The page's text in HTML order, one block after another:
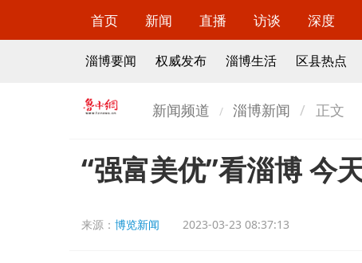
首页 新闻 直播 访谈 深度
淄博要闻 权威发布 淄博生活 区县热点
新闻频道 淄博新闻 正文
“强富美优”看淄博 今
来源： 博览新闻 2023-03-23 08:37:13